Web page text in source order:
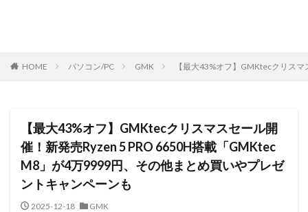
HOME パソコン/PC GMK 【最大43%オフ】GMKtecクリス
【最大43%オフ】GMKtecクリスマスセール開
催！新発売Ryzen 5 PRO 6650H搭載「GMKtec
M8」が4万9999円、その他まとめ買いやプレゼ
ントキャンペーンも
2025-12-18
GMK